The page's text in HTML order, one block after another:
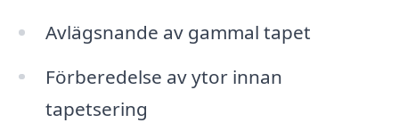
Avlägsnande av gammal tapet
Förberedelse av ytor innan
tapetsering